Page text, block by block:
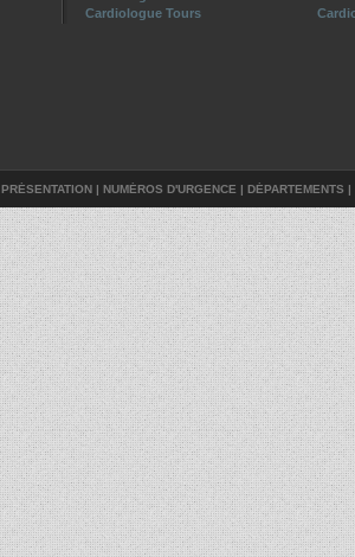
Cardiologue Tours
PRÉSENTATION | NUMÉROS D'URGENCE | DÉPARTEMENTS |